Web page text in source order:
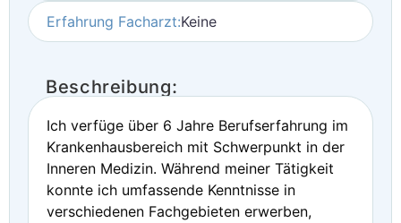
Erfahrung Facharzt:Keine
Beschreibung:
Ich verfüge über 6 Jahre Berufserfahrung im
Krankenhausbereich mit Schwerpunkt in der
Inneren Medizin. Während meiner Tätigkeit
konnte ich umfassende Kenntnisse in
verschiedenen Fachgebieten erwerben,